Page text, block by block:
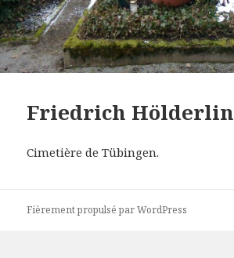
Friedrich Hölderlin
Cimetière de Tübingen.
Fièrement propulsé par WordPress